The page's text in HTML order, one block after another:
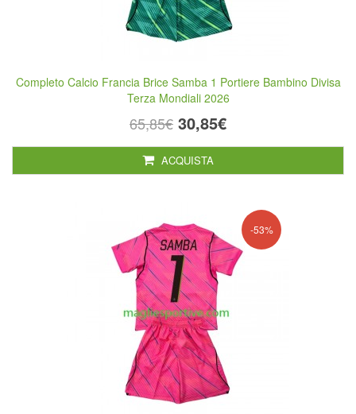
Completo Calcio Francia Brice Samba 1 Portiere Bambino Divisa
Terza Mondiali 2026
65,85€ 30,85€
ACQUISTA
-53%